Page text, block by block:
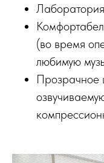
(во время
любимую
Прозрачное